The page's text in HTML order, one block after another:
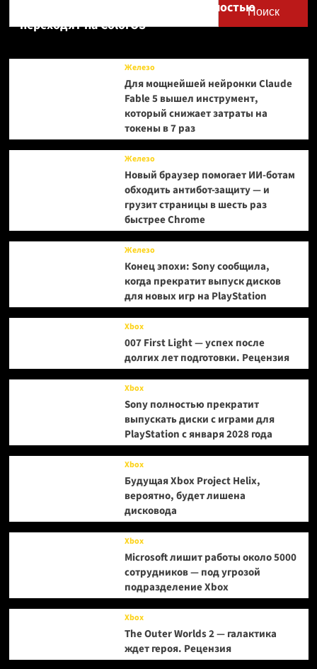
Поиск
Realme UI — OnePlus и realme полностью
переходят на ColorOS
Железо
Для мощнейшей нейронки Claude
Fable 5 вышел инструмент,
который снижает затраты на
токены в 7 раз
Железо
Новый браузер помогает ИИ-ботам
обходить антибот-защиту — и
грузит страницы в шесть раз
быстрее Chrome
Железо
Конец эпохи: Sony сообщила,
когда прекратит выпуск дисков
для новых игр на PlayStation
Xbox
007 First Light — успех после
долгих лет подготовки. Рецензия
Xbox
Sony полностью прекратит
выпускать диски с играми для
PlayStation с января 2028 года
Xbox
Будущая Xbox Project Helix,
вероятно, будет лишена
дисковода
Xbox
Microsoft лишит работы около 5000
сотрудников — под угрозой
подразделение Xbox
Xbox
The Outer Worlds 2 — галактика
ждет героя. Рецензия